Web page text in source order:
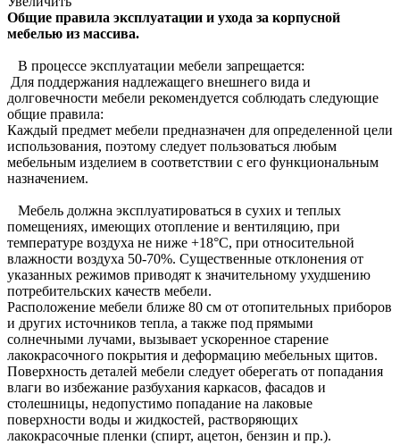
Общие правила эксплуатации и ухода за корпусной
мебелью из массива.
В процессе эксплуатации мебели запрещается:
Для поддержания надлежащего внешнего вида и
долговечности мебели рекомендуется соблюдать следующие
общие правила:
Каждый предмет мебели предназначен для определенной цели
использования, поэтому следует пользоваться любым
мебельным изделием в соответствии с его функциональным
назначением.
Мебель должна эксплуатироваться в сухих и теплых
помещениях, имеющих отопление и вентиляцию, при
температуре воздуха не ниже +18°C, при относительной
влажности воздуха 50-70%. Существенные отклонения от
указанных режимов приводят к значительному ухудшению
потребительских качеств мебели.
Расположение мебели ближе 80 см от отопительных приборов
и других источников тепла, а также под прямыми
солнечными лучами, вызывает ускоренное старение
лакокрасочного покрытия и деформацию мебельных щитов.
Поверхность деталей мебели следует оберегать от попадания
влаги во избежание разбухания каркасов, фасадов и
столешницы, недопустимо попадание на лаковые
поверхности воды и жидкостей, растворяющих
лакокрасочные пленки (спирт, ацетон, бензин и пр.).